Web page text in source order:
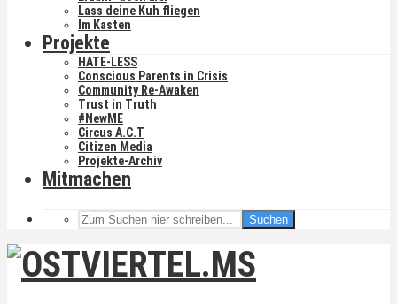
Lass deine Kuh fliegen
Im Kasten
Projekte
HATE-LESS
Conscious Parents in Crisis
Community Re-Awaken
Trust in Truth
#NewME
Circus A.C.T
Citizen Media
Projekte-Archiv
Mitmachen
Suchen